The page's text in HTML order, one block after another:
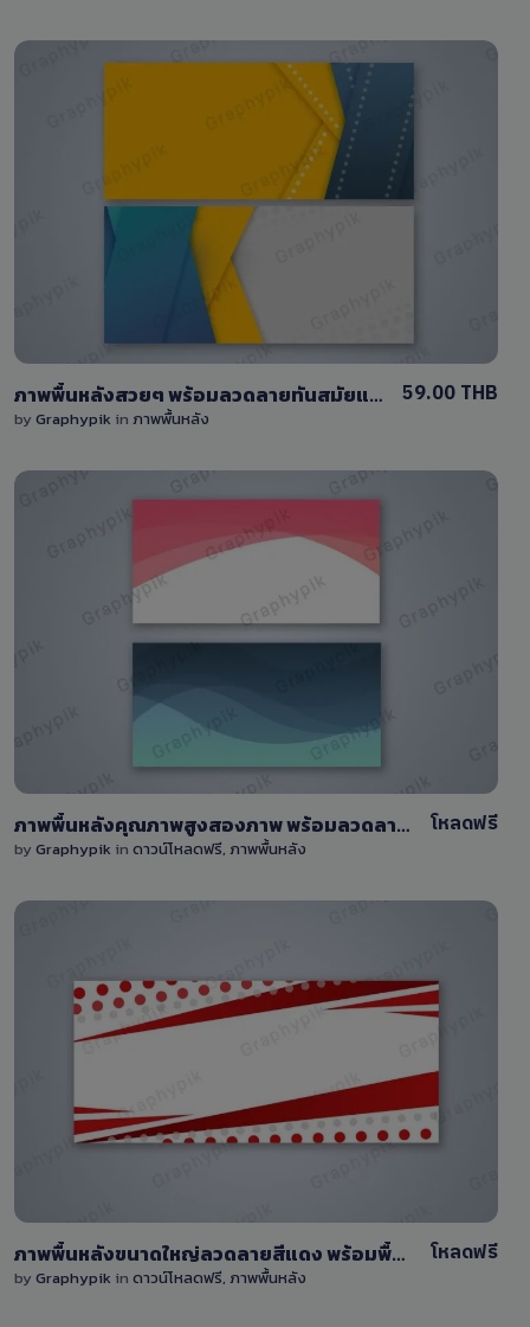
View Details
0 Sale
ภาพพื้นหลังสวยๆ พร้อมลวดลายทันสมัยและพื้นที่สำหรับใส่ข้อความ
by Graphypik in ภาพพื้นหลัง
59.00 THB
ภาพพื้นหลังคุณภาพสูงสองภาพ พร้อมลวดลายคลื่น
by Graphypik in ดาวน์โหลดฟรี, ภาพพื้นหลัง
โหลดฟรี
View Details
ภาพพื้นหลังขนาดใหญ่ลวดลายสีแดง พร้อมพื้นที่สำหรับแก้ไขข้อความ
by Graphypik in ดาวน์โหลดฟรี, ภาพพื้นหลัง
โหลดฟรี